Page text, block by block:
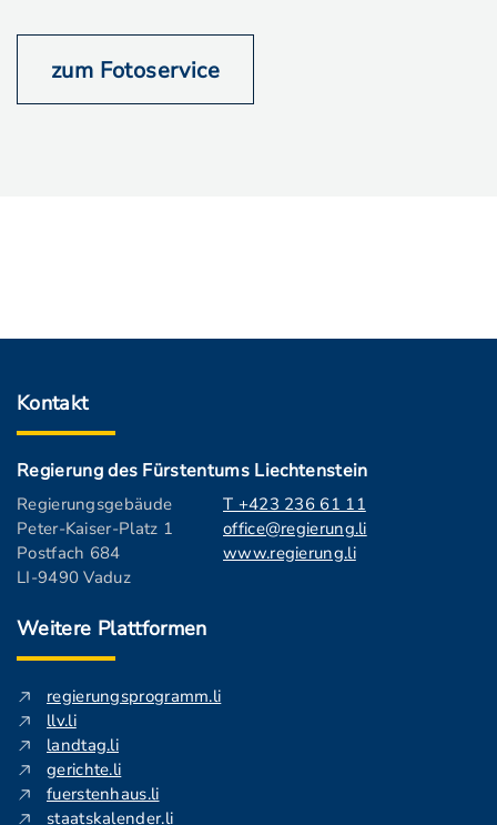
zum Fotoservice
Kontakt
Regierung des Fürstentums Liechtenstein
Regierungsgebäude
Peter-Kaiser-Platz 1
Postfach 684
LI-9490 Vaduz
T +423 236 61 11
office@regierung.li
www.regierung.li
Weitere Plattformen
regierungsprogramm.li
llv.li
landtag.li
gerichte.li
fuerstenhaus.li
staatskalender.li